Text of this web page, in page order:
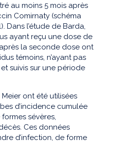
au moins 5 mois après
Comirnaty (schéma
Dans l’étude de Barda,
ayant reçu une dose de
la seconde dose ont
témoins, n’ayant pas
suivis sur une période
ont été utilisées
d’incidence cumulée
sévères,
Ces données
d’infection, de forme